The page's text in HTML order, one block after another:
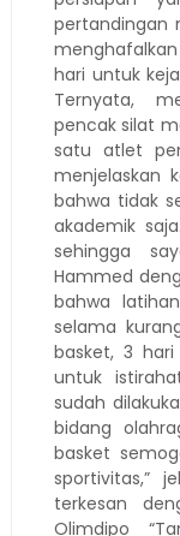
pertandingan
hari untuk
Ternyata,
pencak silat
satu atlet
menjelaskan
bahwa tidak
akademik
sehingga
Hammed
bahwa
selama
basket, 3
untuk
sudah
bidang
basket
sportivitas,”
terkesan
Olimdipo